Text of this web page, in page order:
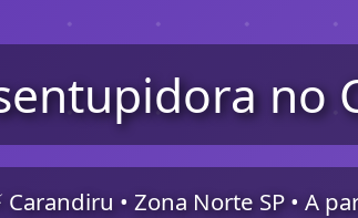
no
Carandiru • Zona Norte SP • A